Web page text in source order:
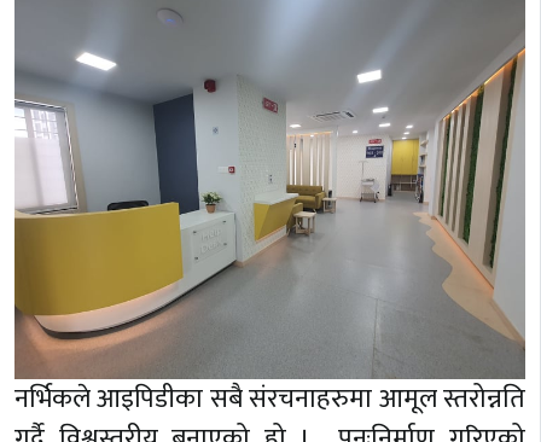
नर्भिकले आइपिडीका सबै संरचनाहरुमा आमूल स्तरोन्नति